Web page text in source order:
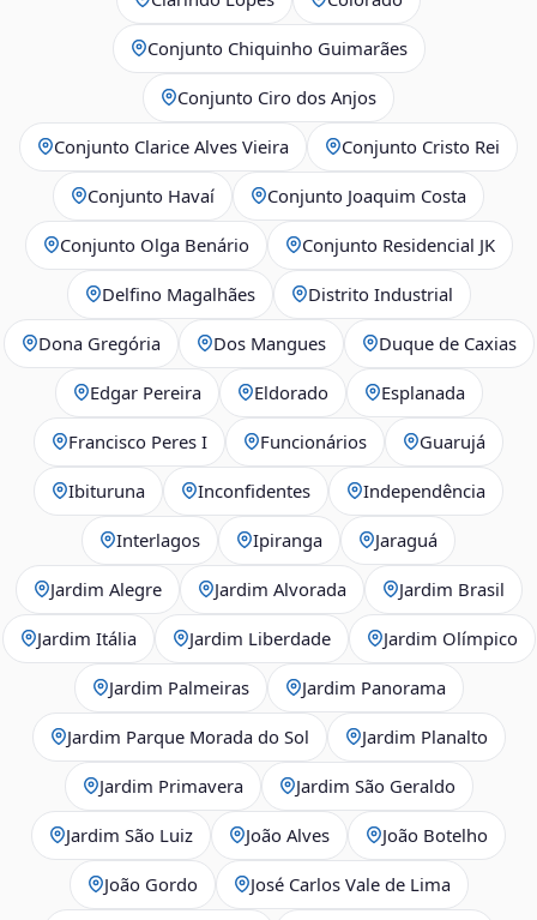
Conjunto Chiquinho Guimarães
Conjunto Ciro dos Anjos
Conjunto Clarice Alves Vieira Conjunto Cristo Rei
Conjunto Havaí Conjunto Joaquim Costa
Conjunto Olga Benário Conjunto Residencial JK
Delfino Magalhães Distrito Industrial
Dona Gregória Dos Mangues Duque de Caxias
Edgar Pereira Eldorado Esplanada
Francisco Peres I Funcionários Guarujá
Ibituruna Inconfidentes Independência
Interlagos Ipiranga Jaraguá
Jardim Alegre Jardim Alvorada Jardim Brasil
Jardim Itália Jardim Liberdade Jardim Olímpico
Jardim Palmeiras Jardim Panorama
Jardim Parque Morada do Sol Jardim Planalto
Jardim Primavera Jardim São Geraldo
Jardim São Luiz João Alves João Botelho
João Gordo José Carlos Vale de Lima